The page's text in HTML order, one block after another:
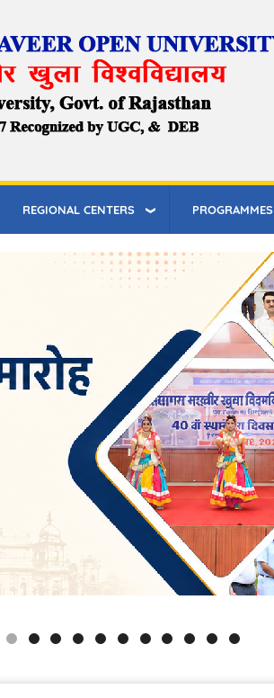
REGIONAL CENTERS PROGRAMMES